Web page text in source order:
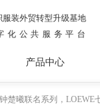
服装外贸转型升级基地
化公共服务平台
产品中心
女装
内衣
男装
运动
童装
牛仔
楚曦联名系列，LOEWE